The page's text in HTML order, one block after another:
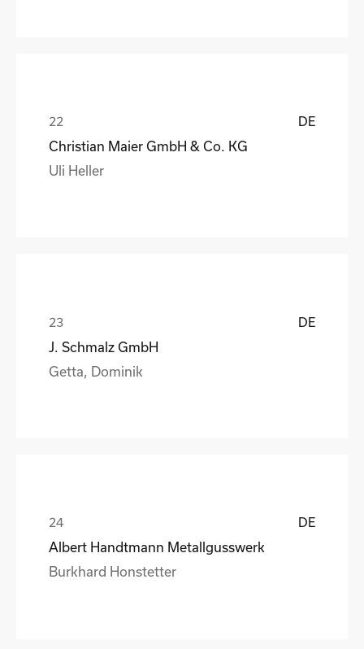
DE
Christian Maier GmbH & Co. KG
Uli Heller
DE
J. Schmalz GmbH
Getta, Dominik
DE
Albert Handtmann Metallgusswerk
Burkhard Honstetter